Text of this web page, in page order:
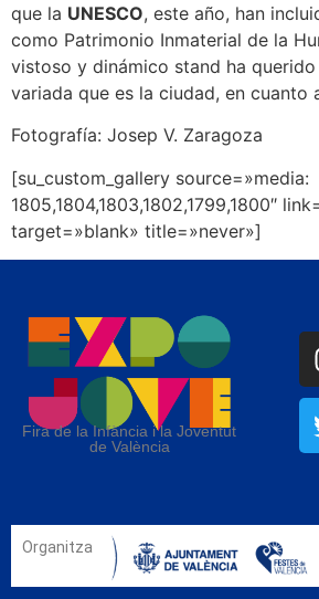
que la UNESCO, este año, han
como Patrimonio Inmaterial de la
vistoso y dinámico stand ha
variada que es la ciudad, en cuanto
Fotografía: Josep V. Zaragoza
[su_custom_gallery source=»media:
1805,1804,1803,1802,1799,1800″
target=»blank» title=»never»]
Fira de la Infància i la Joventut
de València
Organitza